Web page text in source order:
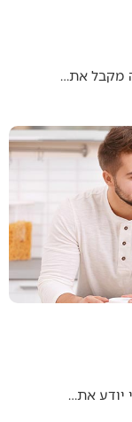
מקבל את…
יודע את…